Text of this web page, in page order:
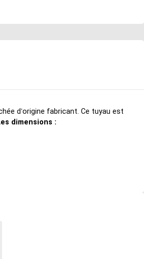
d’origine fabricant. Ce tuyau est
dimensions :